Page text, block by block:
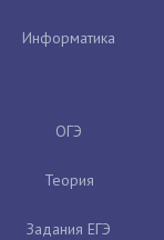
Информатика
ОГЭ
Теория
Задания ЕГЭ